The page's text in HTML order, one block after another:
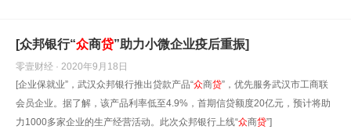
[众邦银行“众商贷”助力小微企业疫后重振]
零壹财经 · 2020年9月18日
[企业保就业”，武汉众邦银行推出贷款产品“众商贷”，优先服务武汉市工商联
会员企业。据了解，该产品利率低至4.9%，首期信贷额度20亿元，预计将助
力1000多家企业的生产经营活动。此次众邦银行上线“众商贷”]